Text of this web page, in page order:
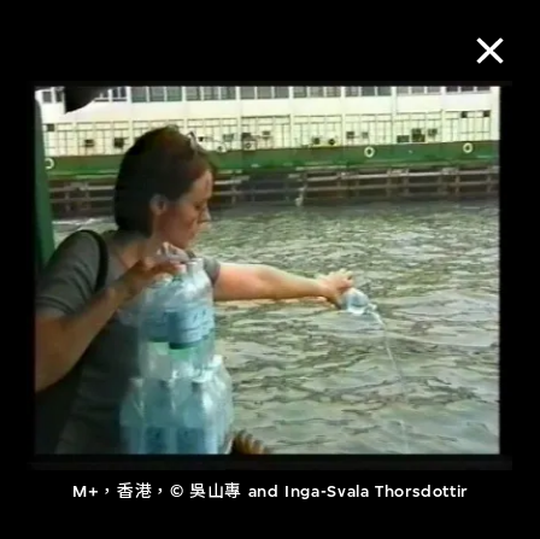
M+，香港，© 吳山專 and Inga-Svala Thorsdottir
M+藏品
進一步篩選 搜索
關於M+藏品
探索世界頂級的二十及二十一世紀視覺
文化藏品。